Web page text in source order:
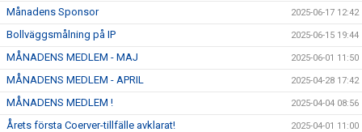
Månadens Sponsor 2025-06-17 12:42
Bollväggsmålning på IP 2025-06-15 19:44
MÅNADENS MEDLEM - MAJ 2025-06-01 11:50
MÅNADENS MEDLEM - APRIL 2025-04-28 17:42
MÅNADENS MEDLEM ! 2025-04-04 08:56
Årets första Coerver-tillfälle avklarat! 2025-04-01 11:00